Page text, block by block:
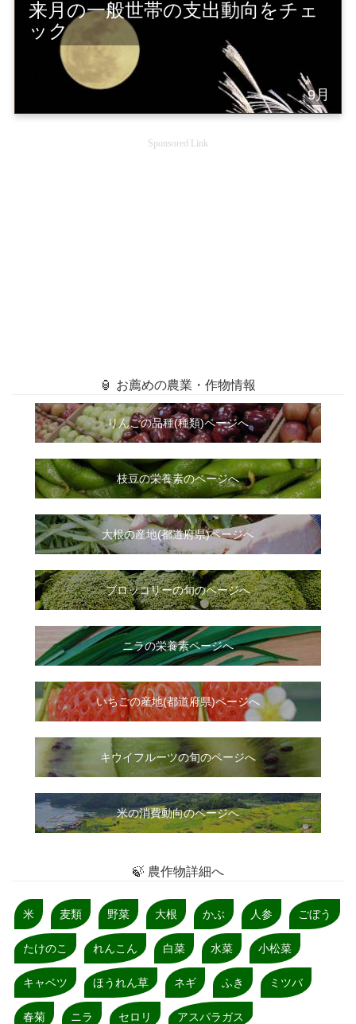
来月の一般世帯の支出動向をチェ
ック
9月
Sponsored Link
🏮 お薦めの農業・作物情報
りんごの品種(種類)ページへ
枝豆の栄養素のページへ
大根の産地(都道府県)ページへ
ブロッコリーの旬のページへ
ニラの栄養素ページへ
いちごの産地(都道府県)ページへ
キウイフルーツの旬のページへ
米の消費動向のページへ
🍃 農作物詳細へ
米 麦類 野菜 大根 かぶ 人参 ごぼう
たけのこ れんこん 白菜 水菜 小松菜
キャベツ ほうれん草 ネギ ふき ミツバ
春菊 ニラ セロリ アスパラガス